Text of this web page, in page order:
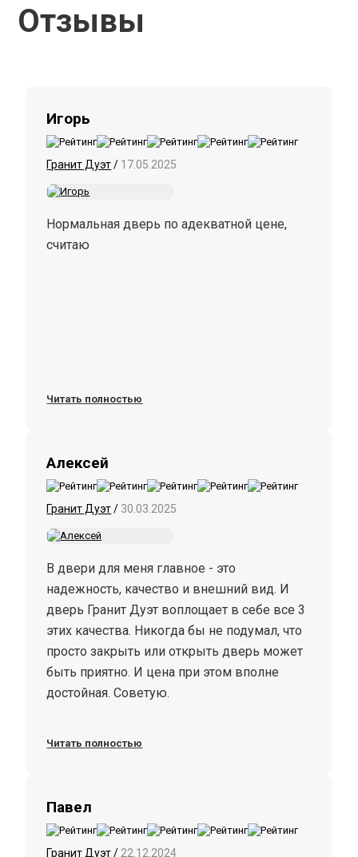
Отзывы
Игорь
Гранит Дуэт/ 17.05.2025
Нормальная дверь по адекватной цене,
считаю
Читать полностью
Алексей
Гранит Дуэт/ 30.03.2025
В двери для меня главное - это
надежность, качество и внешний вид. И
дверь Гранит Дуэт воплощает в себе все 3
этих качества. Никогда бы не подумал, что
просто закрыть или открыть дверь может
быть приятно. И цена при этом вполне
достойная. Советую.
Читать полностью
Павел
Гранит Дуэт/ 22.12.2024